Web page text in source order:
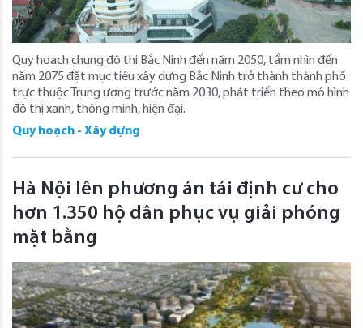
Quy hoạch chung đô thị Bắc Ninh đến năm 2050, tầm nhìn đến
năm 2075 đặt mục tiêu xây dựng Bắc Ninh trở thành thành phố
trực thuộc Trung ương trước năm 2030, phát triển theo mô hình
đô thị xanh, thông minh, hiện đại.
Quy hoạch - Xây dựng
Hà Nội lên phương án tái định cư cho
hơn 1.350 hộ dân phục vụ giải phóng
mặt bằng